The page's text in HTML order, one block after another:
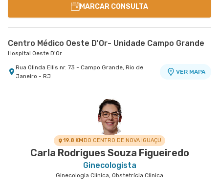
MARCAR CONSULTA
Centro Médico Oeste D'Or- Unidade Campo Grande
Hospital Oeste D'Or
Rua Olinda Ellis nr. 73 - Campo Grande, Rio de
Janeiro - RJ
VER MAPA
19.8 KMDO CENTRO DE NOVA IGUAÇU
Carla Rodrigues Souza Figueiredo
Ginecologista
Ginecologia Clinica, Obstetrícia Clinica